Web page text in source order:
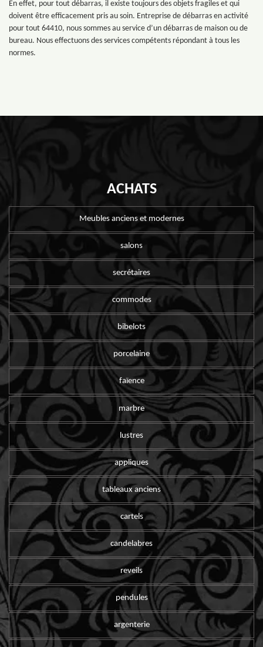
En effet, pour tout débarras, il existe toujours des objets fragiles et qui
doivent être efficacement pris au soin. Entreprise de débarras en activité
pour tout 64410, nous sommes au service d’un débarras de maison ou de
bureau. Nous effectuons des services compétents répondant à tous les
normes.
ACHATS
Meubles anciens et modernes
salons
secrétaires
commodes
bibelots
porcelaine
faïence
marbre
lustres
appliques
tableaux anciens
cartels
candelabres
reveils
pendules
argenterie